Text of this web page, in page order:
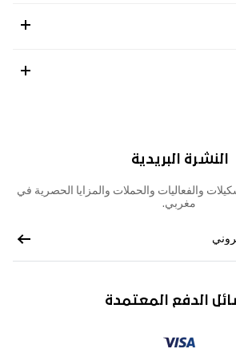
النشرة البريدية
والفعاليات والحملات والمزايا الحصرية في
مغربي.
الدفع المعتمدة